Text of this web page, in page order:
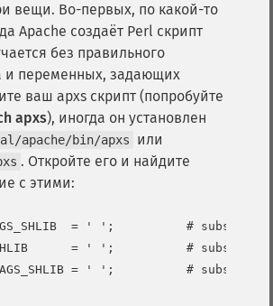
вещи. Во-первых, по какой-то
Apache создаёт Perl скрипт
без правильного
и переменных, задающих
ваш apxs скрипт (попробуйте
apxs), иногда он установлен
apache/bin/apxs или
. Откройте его и найдите
с этими:
= ' ';          #
= ' ';          #